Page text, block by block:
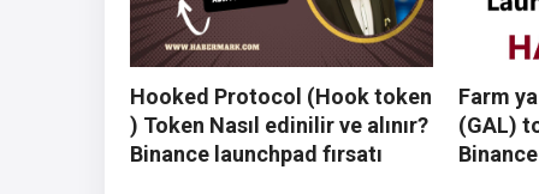
Hooked Protocol (Hook token
) Token Nasıl edinilir ve alınır?
Binance launchpad fırsatı
Farm
(GAL)